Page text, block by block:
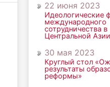
22 июня 2023
Идеологические
международного
сотрудничества в
Центральной Азии
30 мая 2023
Круглый стол
результаты
реформы»